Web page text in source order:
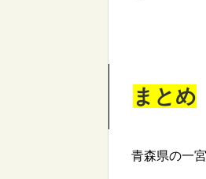
まとめ
青森県の一